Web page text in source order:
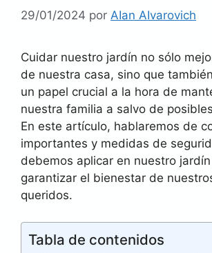
29/01/2024 por AIan AIvarovich
Cuidar nuestro jardín no sólo
de nuestra casa, sino que
un papel crucial a la hora de
nuestra familia a salvo de
En este artículo, hablaremos de
importantes y medidas de
debemos aplicar en nuestro
garantizar el bienestar de
queridos.
Tabla de contenidos